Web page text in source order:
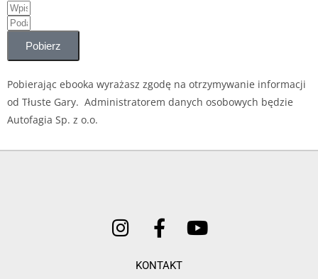
Pobierz
Pobierając ebooka wyrażasz zgodę na otrzymywanie informacji
od Tłuste Gary. Administratorem danych osobowych będzie
Autofagia Sp. z o.o.
KONTAKT